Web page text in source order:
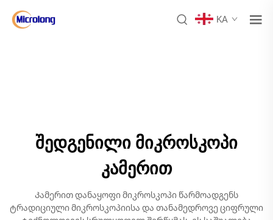
KA
შედგენილი მიკროსკოპი
კამერით
Კამერით დანაყოფი მიკროსკოპი წარმოადგენს
ტრადიციული მიკროსკოპიისა და თანამედროვე ციფრული